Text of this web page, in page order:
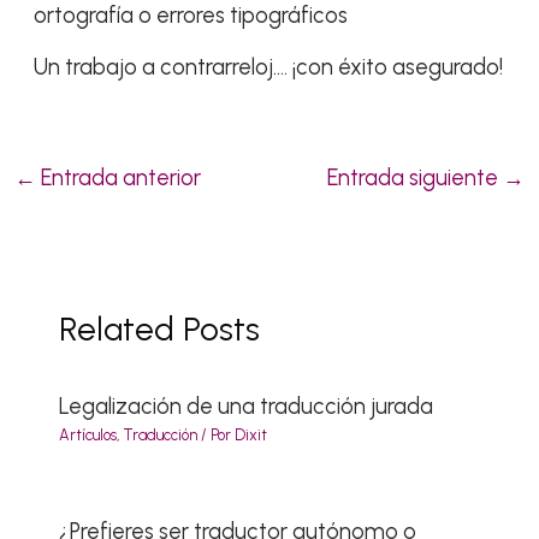
ortografía o errores tipográficos
Un trabajo a contrarreloj…. ¡con éxito asegurado!
← Entrada anterior Entrada siguiente →
Related Posts
Legalización de una traducción jurada
Artículos, Traducción/ Por Dixit
¿Prefieres ser traductor autónomo o